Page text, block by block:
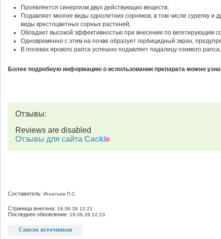
Проявляется синергизм двух действующих веществ;
Подавляет многие виды однолетних сорняков, в том числе сурепку и
виды крестоцветных сорных растений;
Обладает высокой эффективностью при внесении по вегетирующим
Одновременно с этим на почве образует гербицидный экран,
В посевах ярового рапса успешно подавляет падалицу озимого
Более подробную информацию о использовании препарата можно
Отзывы:
Reviews are disabled
Отзывы для сайта Cackl e
Составитель: Игнатьев П.С.
Страница внесена: 19.06.26 12:21
Последнее обновление: 19.06.26 12:23
Список источников